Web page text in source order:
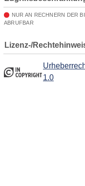
NUR AN RECHNERN DER
ABRUFBAR
Lizenz-/
1.0